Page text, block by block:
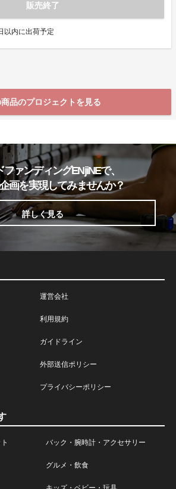
販売終了
以内に出荷予定
品のプロジェクトを見る
ァンディングENjiNEで、
画を実現してみませんか？
詳しく見る
運営会社
利用規約
ガイドライン
外部送信ポリシー
プライバシーポリシー
バック・腕時計・アクセサリー
グルメ・飲食